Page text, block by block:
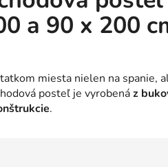
a 90 x 200
miesta nielen na spanie,
posteľ je vyrobenáz
.